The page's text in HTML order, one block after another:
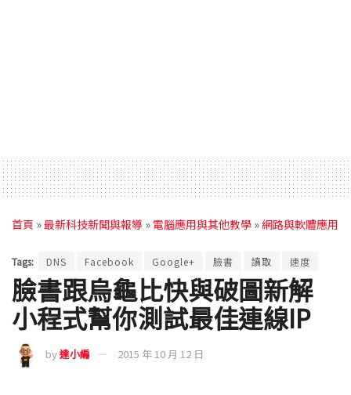
首頁 »最新科技新聞與報導 » 電腦應用與其他教學 » 網路與軟體應用
Tags: DNS Facebook Google+ 臉書 讀取 速度
臉書跟烏龜比快與破圖新解
小程式幫你測試最佳連線IP
by達小編 2015 年 10 月 12 日